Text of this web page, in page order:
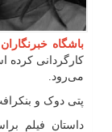
باشگاه
می‌رود.
پتی دوک و
داستان فیلم